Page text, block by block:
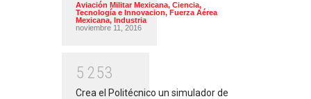
Aviación Militar Mexicana, Ciencia,
Tecnología e Innovacion, Fuerza Aérea
Mexicana, Industria
noviembre 11, 2016
5 253
Crea el Politécnico un simulador de